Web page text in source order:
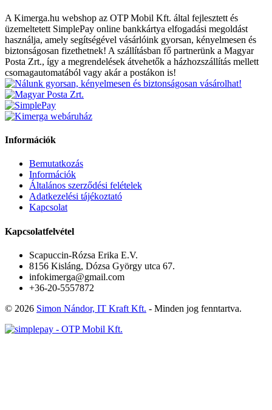
A Kimerga.hu webshop az OTP Mobil Kft. által fejlesztett és
üzemeltetett SimplePay online bankkártya elfogadási megoldást
használja, amely segítségével vásárlóink gyorsan, kényelmesen és
biztonságosan fizethetnek! A szállításban fő partnerünk a Magyar
Posta Zrt., így a megrendelések átvehetők a házhozszállítás mellett
csomagautomatából vagy akár a postákon is!
Információk
Bemutatkozás
Információk
Általános szerződési felételek
Adatkezelési tájékoztató
Kapcsolat
Kapcsolatfelvétel
Scapuccin-Rózsa Erika E.V.
8156 Kisláng, Dózsa György utca 67.
infokimerga@gmail.com
+36-20-5557872
© 2026 Simon Nándor, IT Kraft Kft. - Minden jog fenntartva.